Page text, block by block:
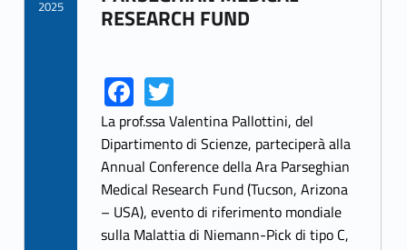
RESEARCH FUND
Link identifier share facebook archive #share-link-archive-27816Fa
ce
b
o
o
k
Link identifier share twitter archive #share-link-archive-9639T
w
itt
er
La prof.ssa Valentina Pallottini, del
Dipartimento di Scienze, parteciperà alla
Annual Conference della Ara Parseghian
Medical Research Fund (Tucson, Arizona
– USA), evento di riferimento mondiale
sulla Malattia di Niemann-Pick di tipo C,
2025